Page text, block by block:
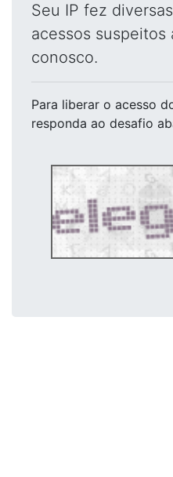
Seu IP fez
acessos suspeitos
conosco.
Para liberar o acesso
responda ao desafio